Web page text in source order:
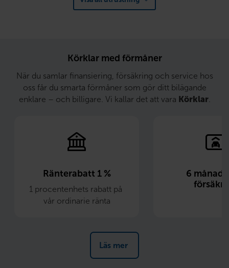
Körklar med förmåner
När du samlar finansiering, försäkring och service hos
oss får du smarta förmåner som gör ditt bilägande
enklare – och billigare. Vi kallar det att vara Körklar.
Ränterabatt 1 %
1 procentenhets rabatt på
vår ordinarie ränta
6
Läs mer